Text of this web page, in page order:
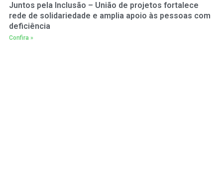
Juntos pela Inclusão – União de projetos fortalece
rede de solidariedade e amplia apoio às pessoas com
deficiência
Confira »